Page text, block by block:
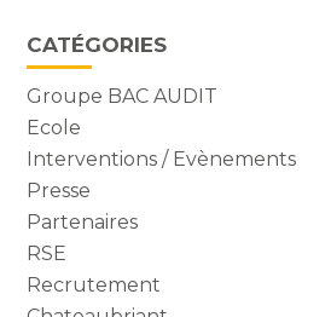
Vie
du
cabinet
sidebar
CATÉGORIES
Groupe BAC AUDIT
Ecole
Interventions / Evènements
Presse
Partenaires
RSE
Recrutement